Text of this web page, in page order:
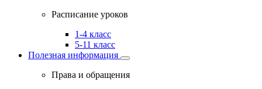
Расписание уроков
1-4 класс
5-11 класс
Полезная информация
Права и обращения